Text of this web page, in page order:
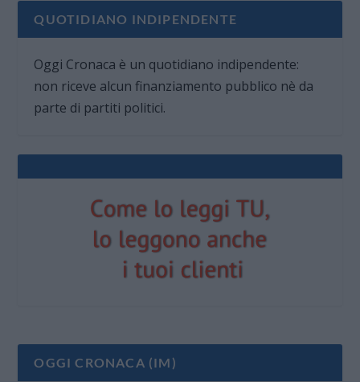
QUOTIDIANO INDIPENDENTE
Oggi Cronaca è un quotidiano indipendente:
non riceve alcun finanziamento pubblico nè da
parte di partiti politici.
OGGI CRONACA (IM)